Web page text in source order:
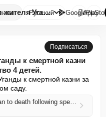
Судья приговорил жителя Уганды...
Русский GooglePlay

Подписаться
к смертной казни
4 детей.
к смертной казни за
саду.
Judge sentences Ugandan man to death following speedy trial for killing 4 children